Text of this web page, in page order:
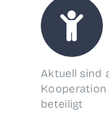
Aktu­ell sind
Koope­ra­ti­on
beteiligt